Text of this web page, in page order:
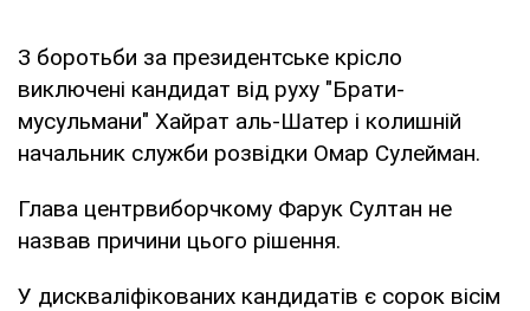
З боротьби за президентське крісло
виключені кандидат від руху "Брати-
мусульмани" Хайрат аль-Шатер і колишній
начальник служби розвідки Омар Сулейман.
Глава центрвиборчкому Фарук Султан не
назвав причини цього рішення.
У дискваліфікованих кандидатів є сорок вісім